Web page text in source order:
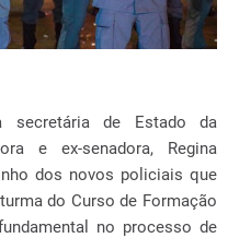
secretária de Estado da
e ex-senadora, Regina
dos novos policiais que
do Curso de Formação
no processo de